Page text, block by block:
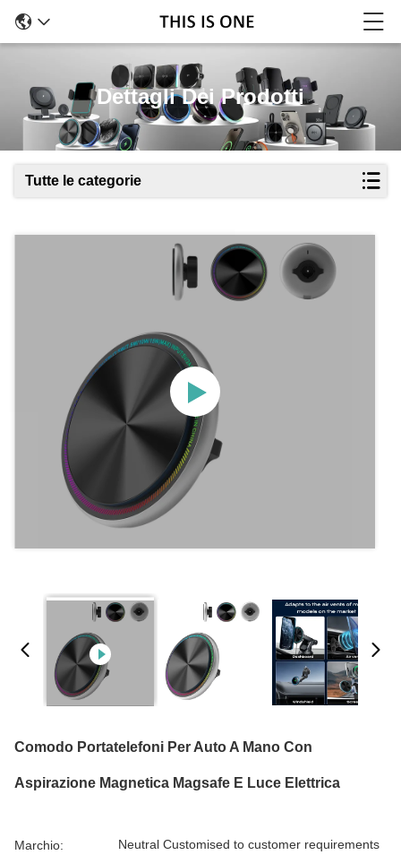
Dettagli Dei Prodotti
Tutte le categorie
Comodo Portatelefoni Per Auto A Mano Con
Aspirazione Magnetica Magsafe E Luce Elettrica
Marchio: Neutral Customised to customer requirements